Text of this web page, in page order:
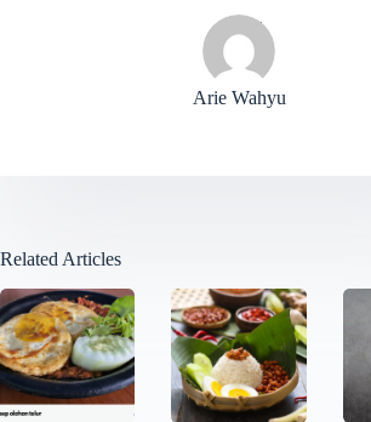
Arie Wahyu
Related Articles